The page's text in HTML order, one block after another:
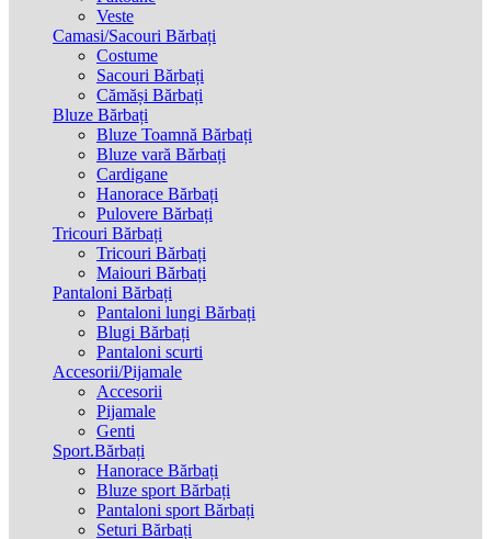
Veste
Camasi/Sacouri Bărbați
Costume
Sacouri Bărbați
Cămăși Bărbați
Bluze Bărbați
Bluze Toamnă Bărbați
Bluze vară Bărbați
Cardigane
Hanorace Bărbați
Pulovere Bărbați
Tricouri Bărbați
Tricouri Bărbați
Maiouri Bărbați
Pantaloni Bărbați
Pantaloni lungi Bărbați
Blugi Bărbați
Pantaloni scurti
Accesorii/Pijamale
Accesorii
Pijamale
Genti
Sport.Bărbați
Hanorace Bărbați
Bluze sport Bărbați
Pantaloni sport Bărbați
Seturi Bărbați